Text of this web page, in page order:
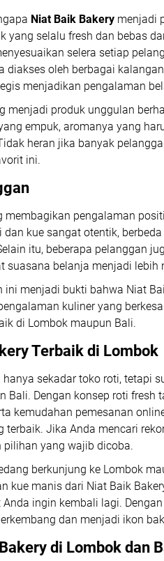
Niat Baik Bakery menjadi
yang selalu fresh dan bebas
selera setiap
diakses oleh berbagai
menjadikan pengalaman
menjadi produk unggulan
empuk, aromanya yang
heran jika banyak
ini.
membagikan pengalaman
dan kue sangat otentik,
itu, beberapa pelanggan
suasana belanja menjadi lebih
ini menjadi bukti bahwa Niat
kuliner yang
di Lombok maupun Bali.
Terbaik di Lombok
hanya sekadar toko roti, tetapi
Bali. Dengan konsep roti fresh
kemudahan pemesanan
terbaik. Jika Anda mencari
pilihan yang wajib dicoba.
berkunjung ke Lombok
kue manis dari Niat Baik
ingin kembali lagi.
dan menjadi ikon
di Lombok dan